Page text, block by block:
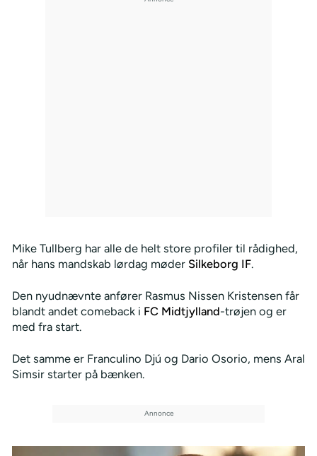
Mike Tullberg har alle de helt store profiler til rådighed,
når hans mandskab lørdag møder Silkeborg IF.
Den nyudnævnte anfører Rasmus Nissen Kristensen får
blandt andet comeback i FC Midtjylland-trøjen og er
med fra start.
Det samme er Franculino Djú og Dario Osorio, mens Aral
Simsir starter på bænken.